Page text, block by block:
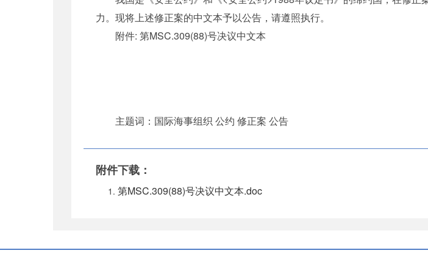
力。现将上述修正案的中文本予以公告，请遵照执行。
附件: 第MSC.309(88)号决议中文本
主题词：国际海事组织 公约 修正案 公告
附件下载：
第MSC.309(88)号决议中文本.doc